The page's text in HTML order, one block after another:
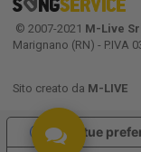
© 2007-2021 M-Live Srl
Marignano (RN) - P.IVA
Sito creato da M-LIVE
Le tue